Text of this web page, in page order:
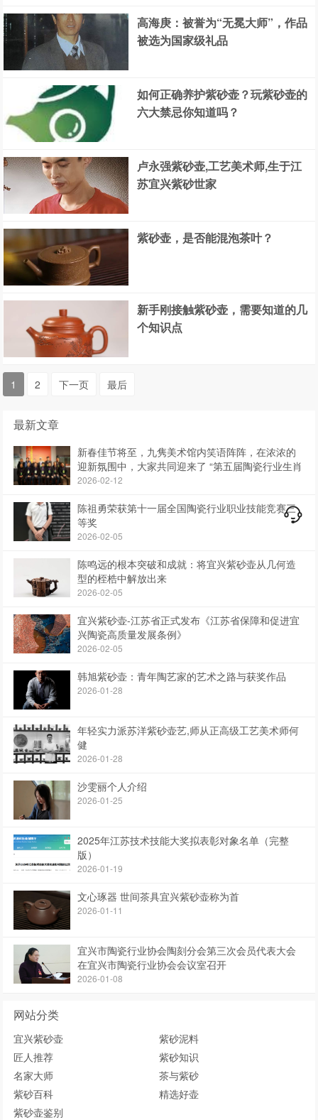
高海庚：被誉为“无冕大师”，作品
被选为国家级礼品
如何正确养护紫砂壶？玩紫砂壶的
六大禁忌你知道吗？
卢永强紫砂壶,工艺美术师,生于江
苏宜兴紫砂世家
紫砂壶，是否能混泡茶叶？
新手刚接触紫砂壶，需要知道的几
个知识点
1 2 下一页 最后
最新文章
新春佳节将至，九隽美术馆内笑语阵阵，在浓浓的
迎新氛围中，大家共同迎来了 “第五届陶瓷行业生肖
作品展”
2026-02-12
陈祖勇荣获第十一届全国陶瓷行业职业技能竞赛三
等奖
2026-02-05
陈鸣远的根本突破和成就：将宜兴紫砂壶从几何造
型的桎梏中解放出来
2026-02-05
宜兴紫砂壶-江苏省正式发布《江苏省保障和促进宜
兴陶瓷高质量发展条例》
2026-02-05
韩旭紫砂壶：青年陶艺家的艺术之路与获奖作品
2026-01-28
年轻实力派苏洋紫砂壶艺,师从正高级工艺美术师何
健
2026-01-28
沙雯丽个人介绍
2026-01-25
2025年江苏技术技能大奖拟表彰对象名单（完整
版）
2026-01-19
文心琢器 世间茶具宜兴紫砂壶称为首
2026-01-11
宜兴市陶瓷行业协会陶刻分会第三次会员代表大会
在宜兴市陶瓷行业协会会议室召开
2026-01-08
网站分类
宜兴紫砂壶
紫砂泥料
匠人推荐
紫砂知识
名家大师
茶与紫砂
紫砂百科
精选好壶
紫砂壶鉴别